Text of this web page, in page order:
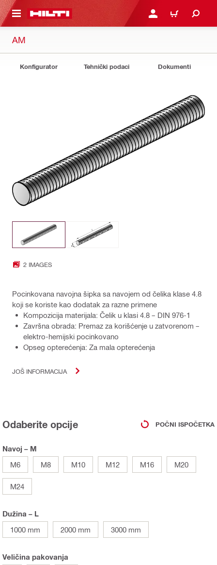
SADRŽAJ PRIJAVITE SE ILI SE
KORPA
AM
Konfigurator Tehnički podaci Dokumenti
2 IMAGES
Pocinkovana navojna šipka sa navojem od čelika klase 4.8
koji se koriste kao dodatak za razne primene
Kompozicija materijala: Čelik u klasi 4.8 – DIN 976-1
Završna obrada: Premaz za korišćenje u zatvorenom –
elektro-hemijski pocinkovano
Opseg opterećenja: Za mala opterećenja
JOŠ INFORMACIJA
Odaberite opcije POČNI ISPOČETKA
Navoj – M
M6
M8 M10 M12 M16 M20
M24
Dužina – L
1000 mm
2000 mm 3000 mm
Veličina pakovanja